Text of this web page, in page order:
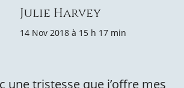
Julie Harvey
14 Nov 2018 à 15 h 17 min
une tristesse que j’offre mes